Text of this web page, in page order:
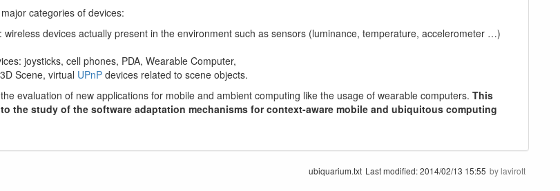
categories of devices:
wireless devices actually present in the environment such as sensors (luminance, temperature, accelerometer …)
joysticks, cell phones, PDA, Wearable Computer,
Scene, virtual UPnP devices related to scene objects.
evaluation of new applications for mobile and ambient computing like the usage of wearable computers. This
the study of the software adaptation mechanisms for context-aware mobile and ubiquitous computing
ubiquarium.txt Last modified:2014/02/13 15:55 bylavirott